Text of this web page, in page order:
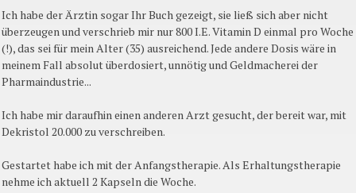
Ich habe der Ärztin sogar Ihr Buch gezeigt, sie ließ sich aber nicht
überzeugen und verschrieb mir nur 800 I.E. Vitamin D einmal pro Woche
(!), das sei für mein Alter (35) ausreichend. Jede andere Dosis wäre in
meinem Fall absolut überdosiert, unnötig und Geldmacherei der
Pharmaindustrie...
Ich habe mir daraufhin einen anderen Arzt gesucht, der bereit war, mit
Dekristol 20.000 zu verschreiben.
Gestartet habe ich mit der Anfangstherapie. Als Erhaltungstherapie
nehme ich aktuell 2 Kapseln die Woche.